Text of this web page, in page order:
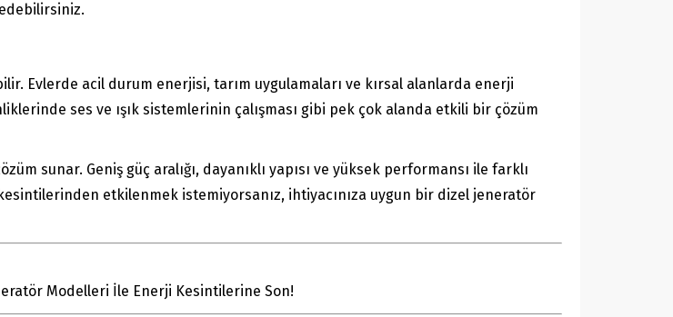
Evlerde acil durum enerjisi, tarım uygulamaları ve kırsal alanlarda enerji
ses ve ışık sistemlerinin çalışması gibi pek çok alanda etkili bir çözüm
sunar. Geniş güç aralığı, dayanıklı yapısı ve yüksek performansı ile farklı
etkilenmek istemiyorsanız, ihtiyacınıza uygun bir dizel jeneratör
Modelleri İle Enerji Kesintilerine Son!